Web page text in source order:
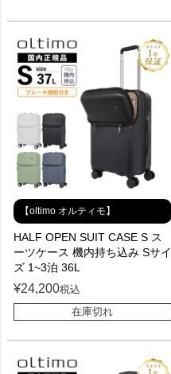
【oltimo オルティモ】
HALF OPEN SUIT CASE S ス
ーツケース 機内持ち込み Sサイ
ズ 1~3泊 36L
¥24,200税込
在庫切れ